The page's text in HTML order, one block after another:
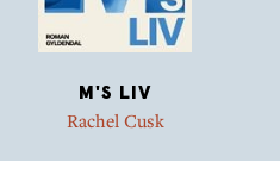
M'S LIV
Rachel Cusk